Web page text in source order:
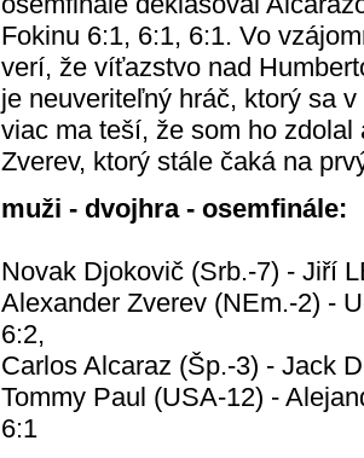
Fokinu 6:1, 6:1, 6:1. Vo
verí, že víťazstvo nad
je neuveriteľný hráč, ktorý sa
viac ma teší, že som ho
Zverev, ktorý stále čaká na
muži - dvojhra - osemfinále:
Novak Djokovič (Srb.-7) - Jiří
Alexander Zverev (NEm.-2) -
6:2,
Carlos Alcaraz (Šp.-3) - Jack
Tommy Paul (USA-12) -
6:1